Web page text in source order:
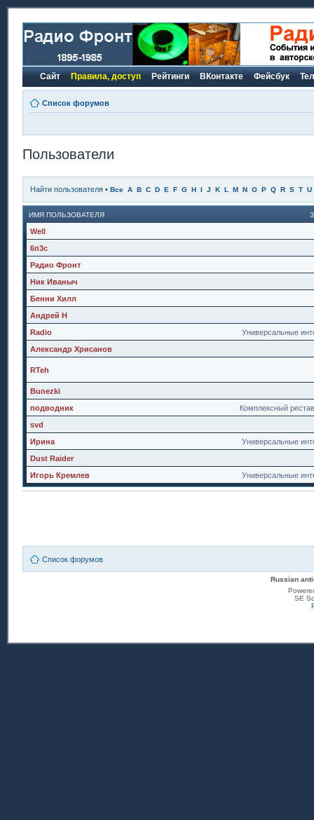
Сайт Правила, доступ Рейтинги ВКонтакте Фейсбук
Список форумов
Пользователи
Найти пользователя • Все A B C D E F G H I J K L M N O P Q R S T U
ИМЯ ПОЛЬЗОВАТЕЛЯ
Well
6п3с
Радио Фронт
Ник Иваныч
Бенни Хилл
Андрей Н
Универсальные
Radio
Александр Хрисанов
RTeh
Bunezki
Комплексный
подводник
svd
Универсальные
Ирина
Dust Raider
Универсальные
Игорь Кремлев
Список форумов
Russian
SE